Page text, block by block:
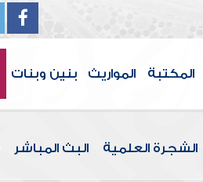
المكتبة المواريث بنين وبنات
الشجرة العلمية البث المباشر